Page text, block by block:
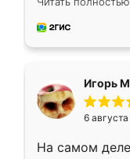
делу со всей
за день,
Игорь
6
На самом